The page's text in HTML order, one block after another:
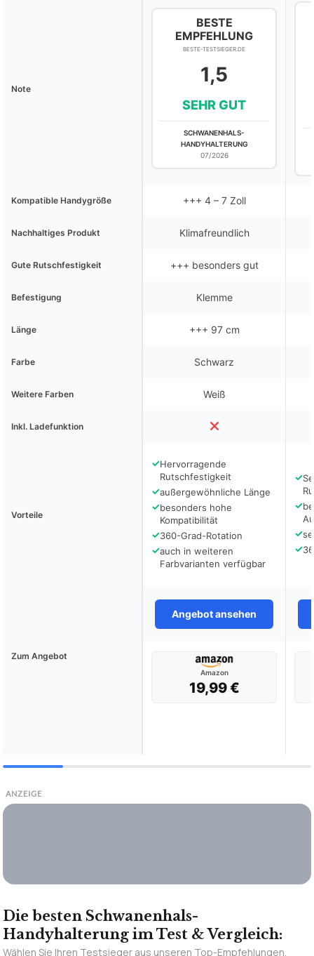
Note
BESTE
EMPFEHLUNG
BESTE-TESTSIEGER.DE
1,5
SEHR GUT
SCHWANENHALS-
HANDYHALTERUNG
07/2026
Kompatible Handygröße +++ 4 – 7 Zoll
Nachhaltiges Produkt Klimafreundlich
Gute Rutschfestigkeit +++ besonders gut
Befestigung Klemme
Länge +++ 97 cm
Farbe Schwarz
Weitere Farben Weiß
Inkl. Ladefunktion
Vorteile
✓Hervorragende
Rutschfestigkeit
✓außergewöhnliche Länge
✓besonders hohe
Kompatibilität
✓360-Grad-Rotation
✓auch in weiteren
Farbvarianten verfügbar
✓
✓
✓
✓
Angebot ansehen
Zum Angebot
Amazon
19,99 €
ANZEIGE
Die besten Schwanenhals-
Handyhalterung im Test & Vergleich:
Wählen Sie Ihren Testsieger aus unseren Top-Empfehlungen.